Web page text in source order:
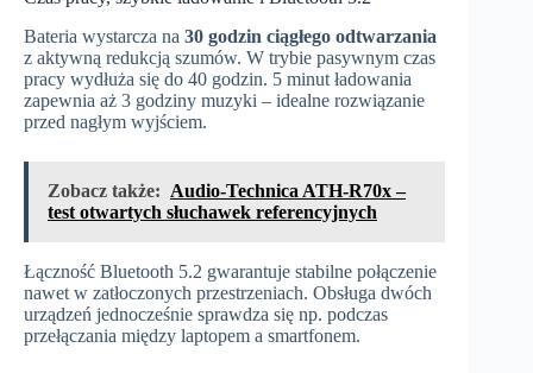
Bateria wystarcza na 30 godzin ciągłego odtwarzania
z aktywną redukcją szumów. W trybie pasywnym czas
pracy wydłuża się do 40 godzin. 5 minut ładowania
zapewnia aż 3 godziny muzyki – idealne rozwiązanie
przed nagłym wyjściem.
Zobacz także: Audio-Technica ATH-R70x –
test otwartych słuchawek referencyjnych
Łączność Bluetooth 5.2 gwarantuje stabilne połączenie
nawet w zatłoczonych przestrzeniach. Obsługa dwóch
urządzeń jednocześnie sprawdza się np. podczas
przełączania między laptopem a smartfonem.